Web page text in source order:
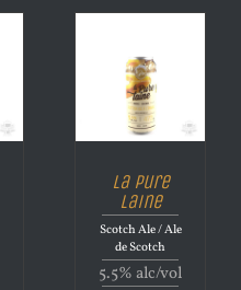
La Pure
Laine
Scotch Ale / Ale
de Scotch
5.5% alc/vol